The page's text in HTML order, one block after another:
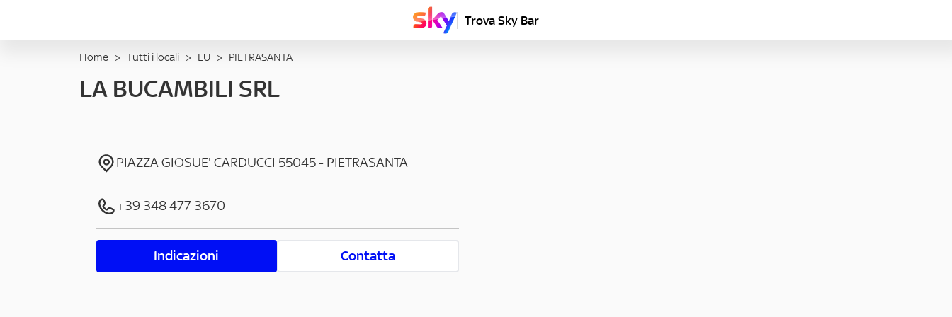
Trova Sky Bar
Home > Tutti i locali > LU > PIETRASANTA
LA BUCAMBILI SRL
PIAZZA GIOSUE' CARDUCCI 55045- PIETRASANTA
+39 348 477 3670
Indicazioni Contatta